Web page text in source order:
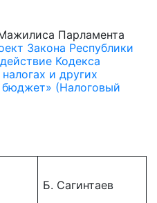
Парламента
Закона Республики
Кодекса
и других
бюджет» (Налоговый
Б. Сагинтаев